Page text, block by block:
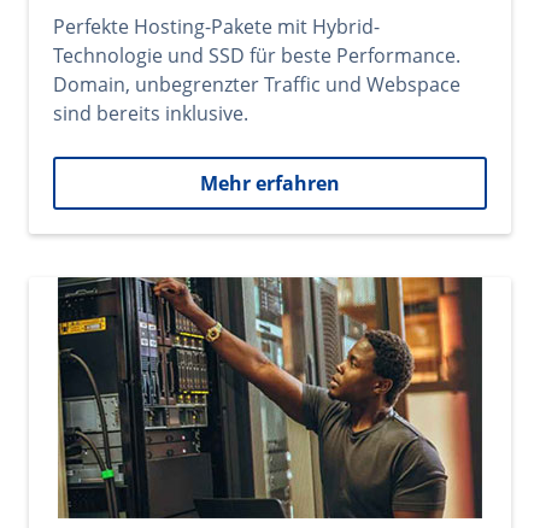
Perfekte Hosting-Pakete mit Hybrid-
Technologie und SSD für beste Performance.
Domain, unbegrenzter Traffic und Webspace
sind bereits inklusive.
Mehr erfahren